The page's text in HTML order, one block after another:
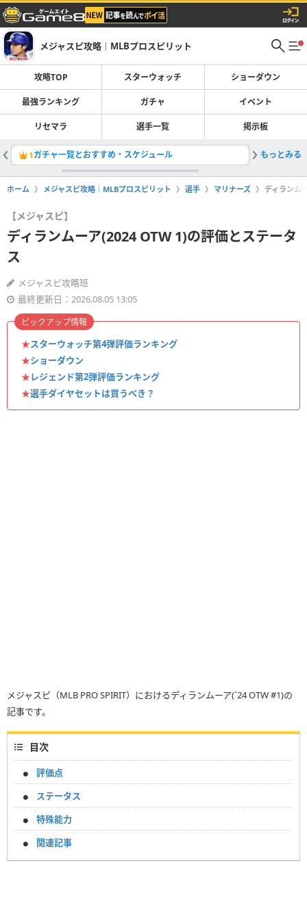
メジャスピ攻略｜MLBプロスピリット
攻略TOP スターウォッチ ショーダウン
最強ランキング ガチャ イベント
リセマラ 選手一覧 掲示板
1ガチャ一覧とおすすめ・スケジュール 2
もっとみる
ホーム メジャスピ攻略｜MLBプロスピリット 選手 マリナーズ ディランム
【メジャスピ】
ディランムーア(2024 OTW 1)の評価とステータ
ス
メジャスピ攻略班
最終更新日：2026.08.05 13:05
★スターウォッチ第4弾評価ランキング
★ショーダウン
★レジェンド第2弾評価ランキング
★選手ダイヤセットは買うべき？
ピックアップ情報
メジャスピ（MLB PRO SPIRIT）におけるディランムーア(`24 OTW #1)の
記事です。
目次
評価点
ステータス
特殊能力
関連記事